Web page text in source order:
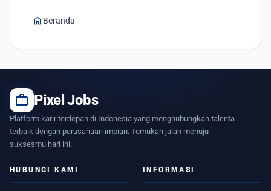
home Beranda
work Pixel Jobs
Platform karir terdepan di Indonesia yang menghubungkan talenta
terbaik dengan perusahaan impian. Temukan jalan menuju
suksesmu hari ini.
HUBUNGI KAMI INFORMASI